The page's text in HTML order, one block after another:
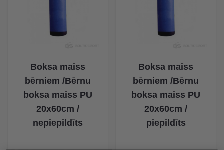
Boksa maiss
bērniem /Bērnu
boksa maiss PU
20x60cm /
nepiepildīts
Boksa maiss
bērniem /Bērnu
boksa maiss PU
20x60cm /
piepildīts